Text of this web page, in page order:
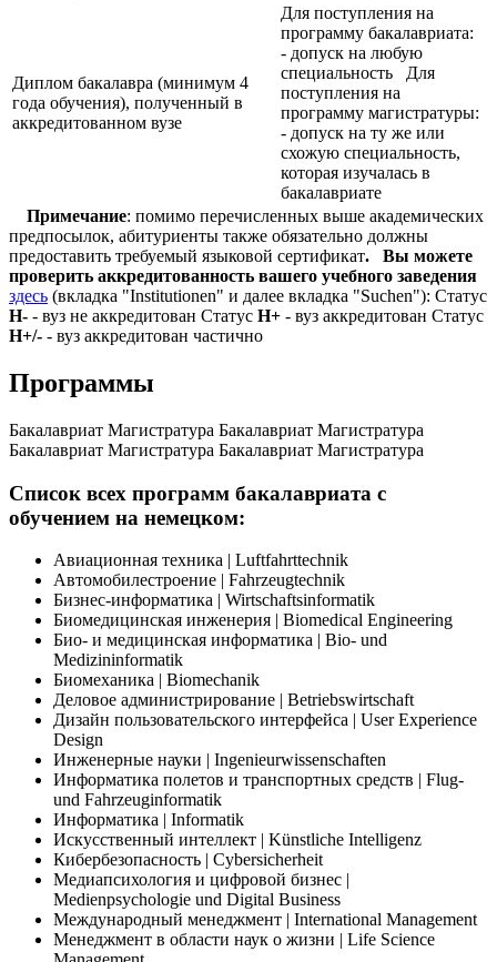
Диплом бакалавра (минимум 4
года обучения), полученный в
аккредитованном вузе
Для поступления на
программу бакалавриата:
- допуск на любую
специальность Для
поступления на
программу магистратуры:
- допуск на ту же или
схожую специальность,
которая изучалась в
бакалавриате
Примечание: помимо перечисленных выше академических
предпосылок, абитуриенты также обязательно должны
предоставить требуемый языковой сертификат.
Вы можете
проверить аккредитованность вашего учебного заведения
здесь (вкладка "Institutionen" и далее вкладка "Suchen"): Статус
Н- - вуз не аккредитован Статус Н+ - вуз аккредитован Статус
Н+/- - вуз аккредитован частично
Программы
Бакалавриат Магистратура Бакалавриат Магистратура
Бакалавриат Магистратура Бакалавриат Магистратура
Список всех программ бакалавриата с
обучением на немецком:
Авиационная техника | Luftfahrttechnik
Автомобилестроение | Fahrzeugtechnik
Бизнес-информатика | Wirtschaftsinformatik
Биомедицинская инженерия | Biomedical Engineering
Био- и медицинская информатика | Bio- und
Medizininformatik
Биомеханика | Biomechanik
Деловое администрирование | Betriebswirtschaft
Дизайн пользовательского интерфейса | User Experience
Design
Инженерные науки | Ingenieurwissenschaften
Информатика полетов и транспортных средств | Flug-
und Fahrzeuginformatik
Информатика | Informatik
Искусственный интеллект | Künstliche Intelligenz
Кибербезопасность | Cybersicherheit
Медиапсихология и цифровой бизнес |
Medienpsychologie und Digital Business
Международный менеджмент | International Management
Менеджмент в области наук о жизни | Life Science